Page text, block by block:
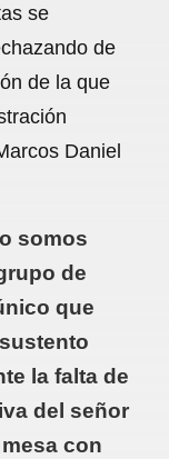
se
de
de la que
Daniel
somos
de
que
la falta de
del señor
con